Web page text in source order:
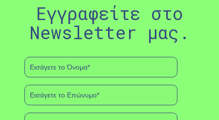
Εγγραφείτε στο
Newsletter μας.